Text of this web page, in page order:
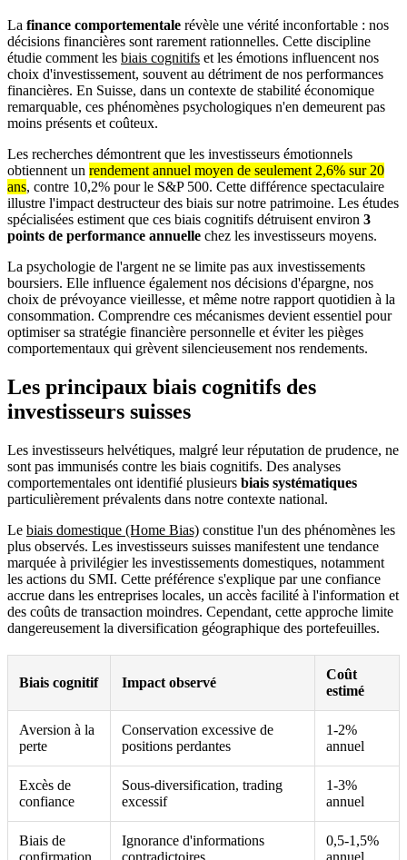
La finance comportementale révèle une vérité inconfortable : nos
décisions financières sont rarement rationnelles. Cette discipline
étudie comment les biais cognitifs et les émotions influencent nos
choix d'investissement, souvent au détriment de nos performances
financières. En Suisse, dans un contexte de stabilité économique
remarquable, ces phénomènes psychologiques n'en demeurent pas
moins présents et coûteux.
Les recherches démontrent que les investisseurs émotionnels
obtiennent un rendement annuel moyen de seulement 2,6% sur 20
ans, contre 10,2% pour le S&P 500. Cette différence spectaculaire
illustre l'impact destructeur des biais sur notre patrimoine. Les études
spécialisées estiment que ces biais cognitifs détruisent environ 3
points de performance annuelle chez les investisseurs moyens.
La psychologie de l'argent ne se limite pas aux investissements
boursiers. Elle influence également nos décisions d'épargne, nos
choix de prévoyance vieillesse, et même notre rapport quotidien à la
consommation. Comprendre ces mécanismes devient essentiel pour
optimiser sa stratégie financière personnelle et éviter les pièges
comportementaux qui grèvent silencieusement nos rendements.
Les principaux biais cognitifs des
investisseurs suisses
Les investisseurs helvétiques, malgré leur réputation de prudence, ne
sont pas immunisés contre les biais cognitifs. Des analyses
comportementales ont identifié plusieurs biais systématiques
particulièrement prévalents dans notre contexte national.
Le biais domestique (Home Bias) constitue l'un des phénomènes les
plus observés. Les investisseurs suisses manifestent une tendance
marquée à privilégier les investissements domestiques, notamment
les actions du SMI. Cette préférence s'explique par une confiance
accrue dans les entreprises locales, un accès facilité à l'information et
des coûts de transaction moindres. Cependant, cette approche limite
dangereusement la diversification géographique des portefeuilles.
Biais cognitif Impact observé
Coût
estimé
Aversion à la
perte
Conservation excessive de
positions perdantes
1-2%
annuel
Excès de
confiance
Sous-diversification, trading
excessif
1-3%
annuel
Biais de
confirmation
Ignorance d'informations
contradictoires
0,5-1,5%
annuel